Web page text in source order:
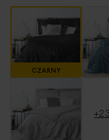
CZARNY